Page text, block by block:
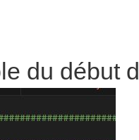
du début